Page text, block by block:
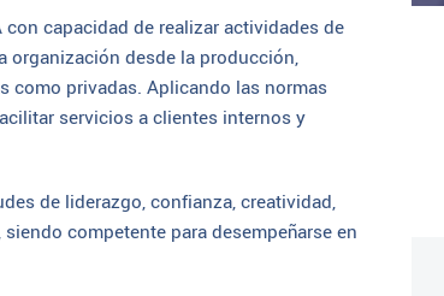
con capacidad de realizar actividades de
organización desde la producción,
como privadas. Aplicando las normas
servicios a clientes internos y
de liderazgo, confianza, creatividad,
competente para desempeñarse en